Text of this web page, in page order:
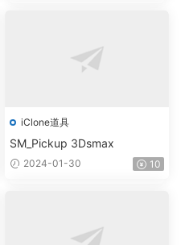
iClone道具
SM_Pickup 3Dsmax
2024-01-30 10